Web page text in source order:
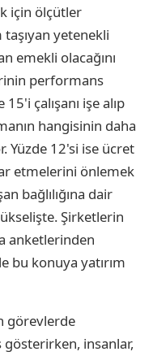
için ölçütler
yetenekli
emekli olacağını
performans
çalışanı işe alıp
hangisinin daha
Yüzde 12'si ise ücret
etmelerini önlemek
bağlılığına dair
Şirketlerin
anketlerinden
bu konuya yatırım
görevlerde
insanlar,